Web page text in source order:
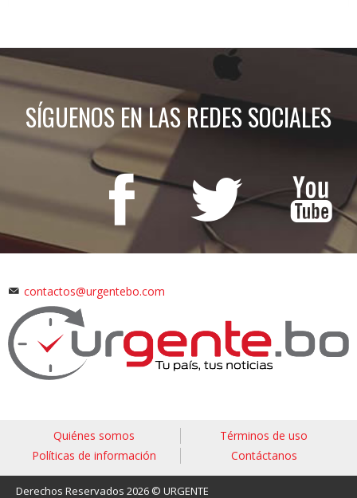
SÍGUENOS EN LAS REDES SOCIALES
contactos@urgentebo.com
Quiénes somos
Términos de uso
Políticas de información
Contáctanos
Derechos Reservados 2026 © URGENTE